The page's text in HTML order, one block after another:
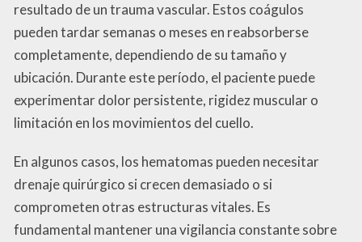
resultado de un trauma vascular. Estos coágulos
pueden tardar semanas o meses en reabsorberse
completamente, dependiendo de su tamaño y
ubicación. Durante este período, el paciente puede
experimentar dolor persistente, rigidez muscular o
limitación en los movimientos del cuello.
En algunos casos, los hematomas pueden necesitar
drenaje quirúrgico si crecen demasiado o si
comprometen otras estructuras vitales. Es
fundamental mantener una vigilancia constante sobre